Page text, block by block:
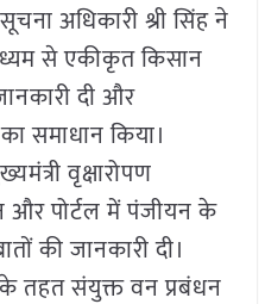
अधिकारी श्री सिंह ने
से एकीकृत किसान
दी और
समाधान किया।
वृक्षारोपण
और पोर्टल में पंजीयन के
की जानकारी दी।
तहत संयुक्त वन प्रबंधन